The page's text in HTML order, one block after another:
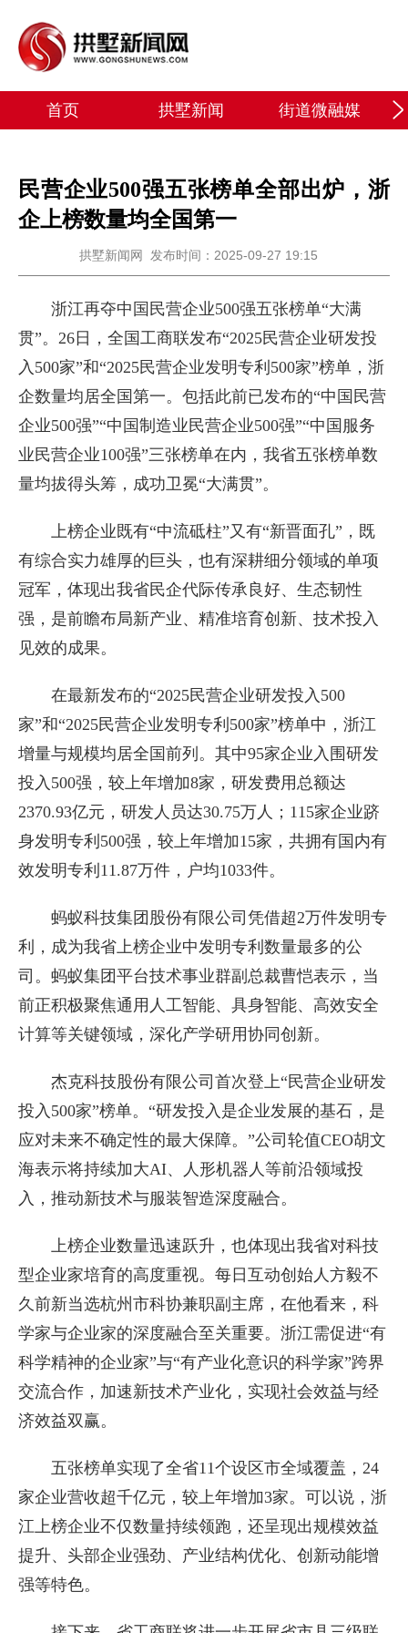
首页 拱墅新闻 街道微融媒
民营企业500强五张榜单全部出炉，浙
企上榜数量均全国第一
拱墅新闻网 发布时间：2025-09-27 19:15
浙江再夺中国民营企业500强五张榜单“大满
贯”。26日，全国工商联发布“2025民营企业研发投
入500家”和“2025民营企业发明专利500家”榜单，浙
企数量均居全国第一。包括此前已发布的“中国民营
企业500强”“中国制造业民营企业500强”“中国服务
业民营企业100强”三张榜单在内，我省五张榜单数
量均拔得头筹，成功卫冕“大满贯”。
上榜企业既有“中流砥柱”又有“新晋面孔”，既
有综合实力雄厚的巨头，也有深耕细分领域的单项
冠军，体现出我省民企代际传承良好、生态韧性
强，是前瞻布局新产业、精准培育创新、技术投入
见效的成果。
在最新发布的“2025民营企业研发投入500
家”和“2025民营企业发明专利500家”榜单中，浙江
增量与规模均居全国前列。其中95家企业入围研发
投入500强，较上年增加8家，研发费用总额达
2370.93亿元，研发人员达30.75万人；115家企业跻
身发明专利500强，较上年增加15家，共拥有国内有
效发明专利11.87万件，户均1033件。
蚂蚁科技集团股份有限公司凭借超2万件发明专
利，成为我省上榜企业中发明专利数量最多的公
司。蚂蚁集团平台技术事业群副总裁曹恺表示，当
前正积极聚焦通用人工智能、具身智能、高效安全
计算等关键领域，深化产学研用协同创新。
杰克科技股份有限公司首次登上“民营企业研发
投入500家”榜单。“研发投入是企业发展的基石，是
应对未来不确定性的最大保障。”公司轮值CEO胡文
海表示将持续加大AI、人形机器人等前沿领域投
入，推动新技术与服装智造深度融合。
上榜企业数量迅速跃升，也体现出我省对科技
型企业家培育的高度重视。每日互动创始人方毅不
久前新当选杭州市科协兼职副主席，在他看来，科
学家与企业家的深度融合至关重要。浙江需促进“有
科学精神的企业家”与“有产业化意识的科学家”跨界
交流合作，加速新技术产业化，实现社会效益与经
济效益双赢。
五张榜单实现了全省11个设区市全域覆盖，24
家企业营收超千亿元，较上年增加3家。可以说，浙
江上榜企业不仅数量持续领跑，还呈现出规模效益
提升、头部企业强劲、产业结构优化、创新动能增
强等特色。